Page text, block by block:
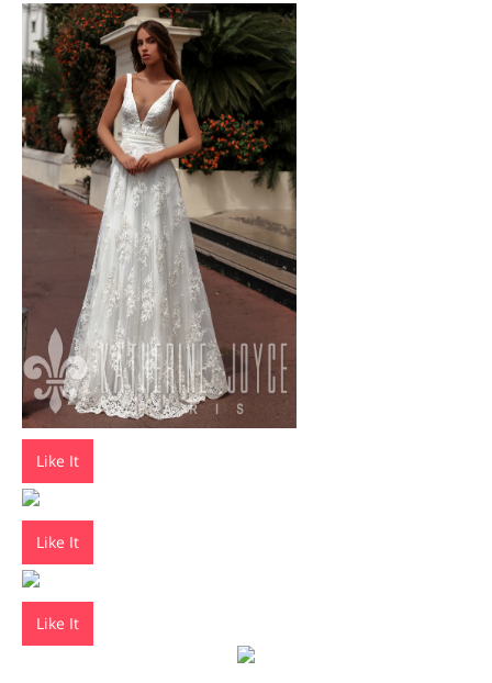
Like It
Like It
Like It